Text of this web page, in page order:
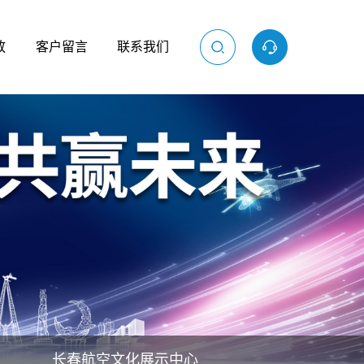
客户留言 联系我们
长春航空文化展示中心